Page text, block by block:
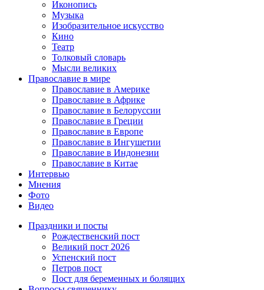
Иконопись
Музыка
Изобразительное искусство
Кино
Театр
Толковый словарь
Мысли великих
Православие в мире
Православие в Америке
Православие в Африке
Православие в Белоруссии
Православие в Греции
Православие в Европе
Православие в Ингушетии
Православие в Индонезии
Православие в Китае
Интервью
Мнения
Фото
Видео
Праздники и посты
Рождественский пост
Великий пост 2026
Успенский пост
Петров пост
Пост для беременных и болящих